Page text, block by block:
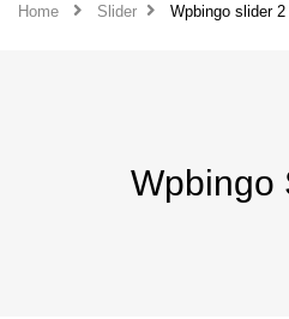
Home Slider Wpbingo slider 2
Wpbingo